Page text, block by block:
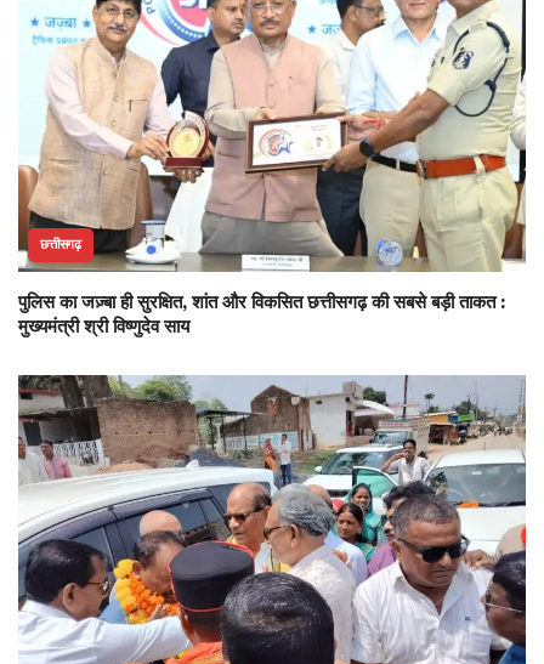
छत्तीसगढ़
पुलिस का जज़्बा ही सुरक्षित, शांत और विकसित छत्तीसगढ़ की सबसे बड़ी ताकत :
मुख्यमंत्री श्री विष्णुदेव साय